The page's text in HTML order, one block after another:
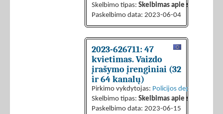
Skelbimo tipas: Skelbimas apie sutarties
Paskelbimo data: 2023-06-04
2023-626711: 47
kvietimas. Vaizdo
įrašymo įrenginiai (32
ir 64 kanalų)
Pirkimo vykdytojas: Policijos
Skelbimo tipas: Skelbimas apie sutarties
Paskelbimo data: 2023-06-15